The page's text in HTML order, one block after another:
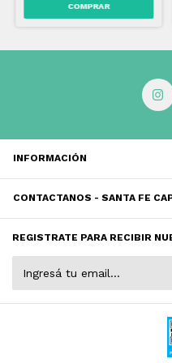
INFORMACIÓN
CONTACTANOS - SANTA FE
REGISTRATE PARA RECIBIR